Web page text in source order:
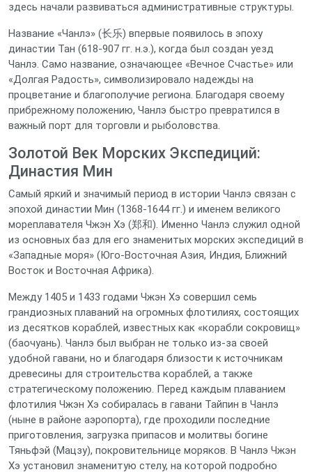
здесь начали развиваться административные структуры.
Название «Чанлэ» (长乐) впервые появилось в эпоху
династии Тан (618-907 гг. н.э.), когда был создан уезд
Чанлэ. Само название, означающее «Вечное Счастье» или
«Долгая Радость», символизировало надежды на
процветание и благополучие региона. Благодаря своему
прибрежному положению, Чанлэ быстро превратился в
важный порт для торговли и рыболовства.
Золотой Век Морских Экспедиций:
Династия Мин
Самый яркий и значимый период в истории Чанлэ связан с
эпохой династии Мин (1368-1644 гг.) и именем великого
мореплавателя Чжэн Хэ (郑和). Именно Чанлэ служил одной
из основных баз для его знаменитых морских экспедиций в
«Западные моря» (Юго-Восточная Азия, Индия, Ближний
Восток и Восточная Африка).
Между 1405 и 1433 годами Чжэн Хэ совершил семь
грандиозных плаваний на огромных флотилиях, состоящих
из десятков кораблей, известных как «корабли сокровищ»
(баочуань). Чанлэ был выбран не только из-за своей
удобной гавани, но и благодаря близости к источникам
древесины для строительства кораблей, а также
стратегическому положению. Перед каждым плаванием
флотилия Чжэн Хэ собиралась в гавани Тайпин в Чанлэ
(ныне в районе аэропорта), где проходили последние
приготовления, загрузка припасов и молитвы богине
Тяньфэй (Мацзу), покровительнице моряков. В Чанлэ Чжэн
Хэ установил знаменитую стелу, на которой подробно